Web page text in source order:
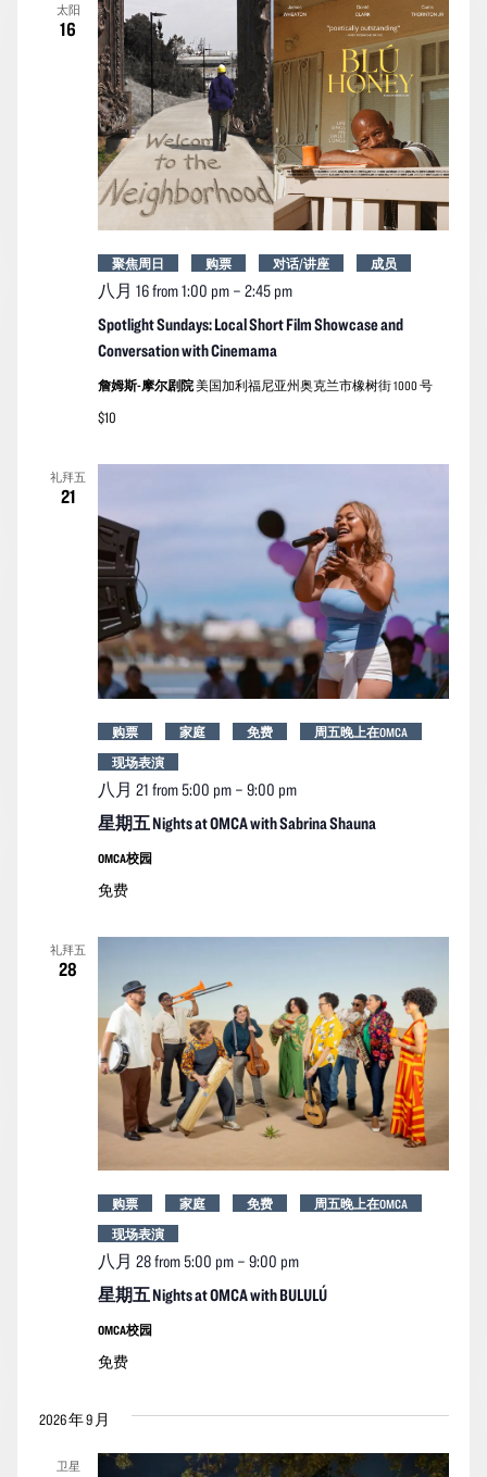
太阳
16
Spotlight Sundays: Local Short Film Showcase and
Conversation with Cinemama
八月 16 from 1:00 pm– 2:45 pm
聚焦周日 购票 对话/讲座 成员
詹姆斯-摩尔剧院美国加利福尼亚州奥克兰市橡树街 1000 号
$10
礼拜五
21
星期五 Nights at OMCA with Sabrina Shauna
八月 21 from 5:00 pm– 9:00 pm
购票 家庭 免费
周五晚上在OMCA
现场表演
OMCA校园
免费
礼拜五
28
星期五 Nights at OMCA with BULULÚ
八月 28 from 5:00 pm– 9:00 pm
购票 家庭 免费
周五晚上在OMCA
现场表演
OMCA校园
免费
2026 年 9 月
卫星